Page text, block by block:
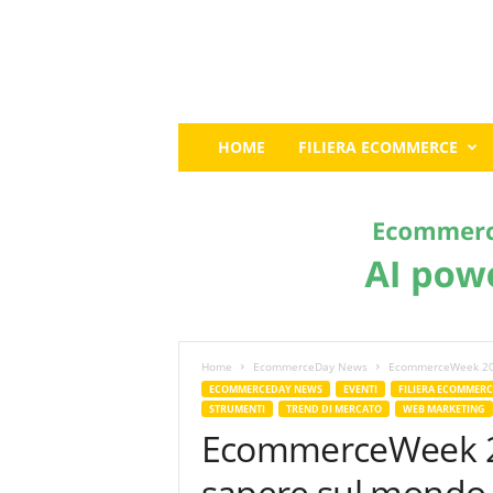
G
HOME FILIERA ECOMMERCE
Home EcommerceDay News EcommerceWeek
ECOMMERCEDAY NEWS EVENTI FILIERA
STRUMENTI
TREND DI MERCATO WEB MARKETING